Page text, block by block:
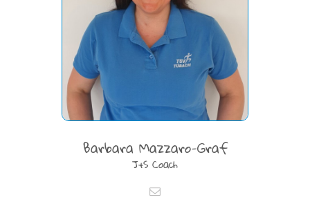
Barbara Mazzaro-Graf
J+S Coach